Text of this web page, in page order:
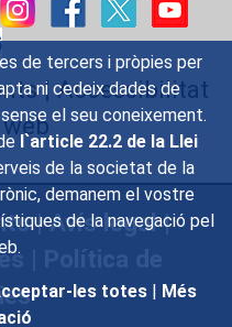
de tercers i pròpies per
ni cedeix dades de
el seu coneixement.
l`article 22.2 de la Llei
de la societat de la
demanem el vostre
de la navegació pel
les totes | Més
|Accessibilitat
|Avís legal|